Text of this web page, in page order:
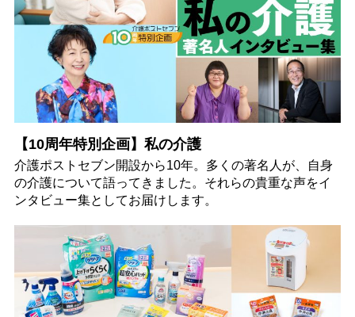
【10周年特別企画】私の介護
介護ポストセブン開設から10年。多くの著名人が、自身
の介護について語ってきました。それらの貴重な声をイ
ンタビュー集としてお届けします。